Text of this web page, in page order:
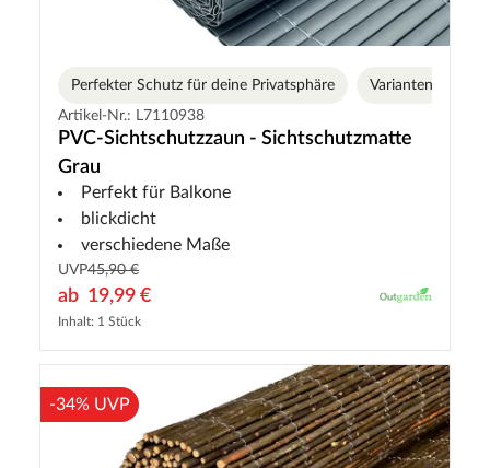
Perfekter Schutz für deine Privatsphäre
Varianten
Artikel-Nr.: L7110938
PVC-Sichtschutzzaun - Sichtschutzmatte
Grau
Perfekt für Balkone
blickdicht
verschiedene Maße
UVP45,90 €
ab 19,99 €
Inhalt: 1 Stück
-34% UVP